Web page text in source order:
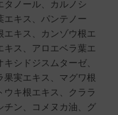
タノール、カルノシ
エキス、パンテノー
エキス、カンゾウ根エ
キス、アロエベラ葉エ
シドジスムターゼ、
果実エキス、マグワ根
キ根エキス、クララ
チン、コメヌカ油、グ